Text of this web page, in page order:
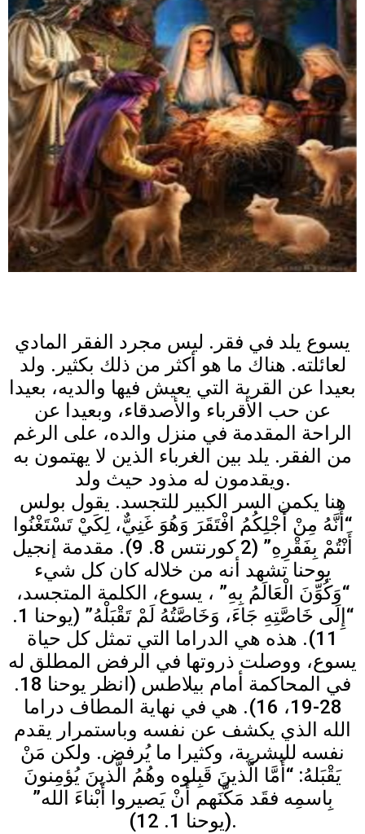
يسوع يلد في فقر. ليس مجرد الفقر
المادي
لعائلته. هناك ما هو أكثر من ذلك بكثير. ولد
بعيدا عن القرية التي يعيش فيها والديه، بعيدا
عن حب الأقرباء والأصدقاء، وبعيدا عن
الراحة المقدمة في منزل والده، على الرغم
من الفقر. يلد بين الغرباء الذين لا يهتمون به
ويقدمون له مذود حيث ولد.
هنا يكمن السر الكبير للتجسد. يقول بولس
“أَنَّهُ مِنْ أَجْلِكُمُ افْتَقَرَ وَهُوَ غَنِيٌّ، لِكَيْ تَسْتَغْنُوا
أَنْتُمْ بِفَقْرِهِ” (2 كورنتس 8. 9). مقدمة إنجيل
يوحنا تشهد أنه من خلاله كان كل شيء
“وَكُوِّنَ الْعَالَمُ بِهِ” ، يسوع، الكلمة المتجسد،
“إِلَى خَاصَّتِهِ جَاءَ، وَخَاصَّتُهُ لَمْ تَقْبَلْهُ” (يوحنا 1.
11). هذه هي الدراما التي تمثل كل حياة
يسوع، ووصلت ذروتها في الرفض المطلق له
في المحاكمة أمام بيلاطس (انظر يوحنا 18.
28-19، 16). هي في نهاية المطاف دراما
الله الذي يكشف عن نفسه وباستمرار يقدم
نفسه للبشرية، وكثيرا ما يُرفض. ولكن مَنْ
يَقْبَلهُ: “أَمَّا الَّذينَ قَبِلوه وهُمُ الَّذينَ يُؤمِنونَ
بِاسمِه فقَد مَكَّنَهم أَنْ يَصيروا أَبْناءَ الله”
(يوحنا 1. 12).